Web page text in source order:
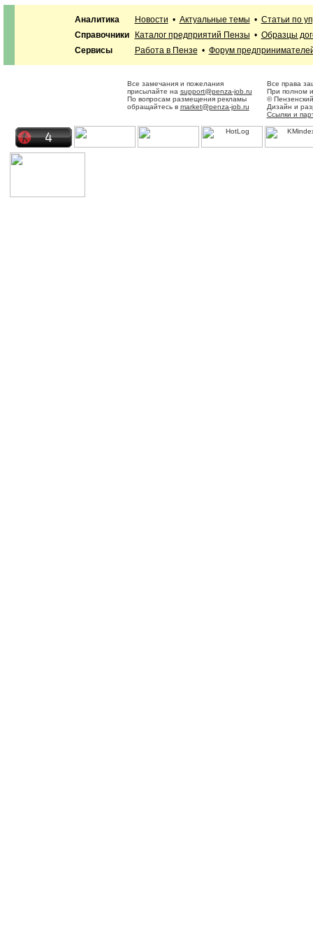
Аналитика Новости • Актуальные темы • Статьи по
Справочники
Каталог предприятий Пензы • Образцы
Сервисы
Работа в Пензе • Форум
Все замечания и пожелания
присылайте на support@penza-job.ru
По вопросам размещения рекламы
обращайтесь в market@penza-job.ru
Все права
При полном
©
Дизайн и
Ссылки и